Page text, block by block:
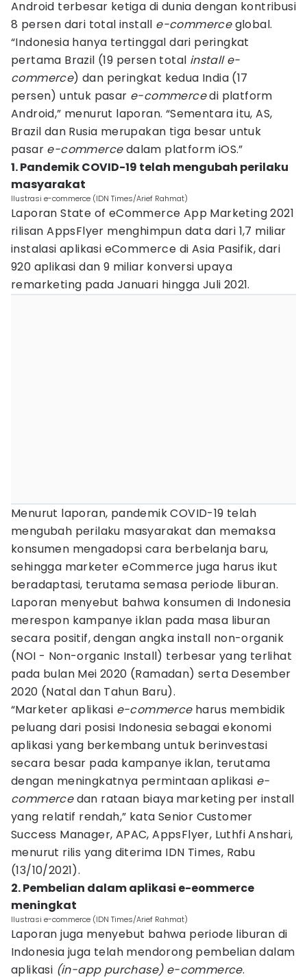
Android terbesar ketiga di dunia dengan kontribusi
8 persen dari total install e-commerceglobal.
“Indonesia hanya tertinggal dari peringkat
pertama Brazil (19 persen total install e-
commerce) dan peringkat kedua India (17
persen) untuk pasar e-commercedi platform
Android,” menurut laporan. “Sementara itu, AS,
Brazil dan Rusia merupakan tiga besar untuk
pasar e-commercedalam platform iOS.”
1. Pandemik COVID-19 telah mengubah perilaku
masyarakat
Ilustrasi e-commerce (IDN Times/Arief Rahmat)
Laporan State of eCommerce App Marketing 2021
rilisan AppsFlyer menghimpun data dari 1,7 miliar
instalasi aplikasi eCommerce di Asia Pasifik, dari
920 aplikasi dan 9 miliar konversi upaya
remarketing pada Januari hingga Juli 2021.
Menurut laporan, pandemik COVID-19 telah
mengubah perilaku masyarakat dan memaksa
konsumen mengadopsi cara berbelanja baru,
sehingga marketer eCommerce juga harus ikut
beradaptasi, terutama semasa periode liburan.
Laporan menyebut bahwa konsumen di Indonesia
merespon kampanye iklan pada masa liburan
secara positif, dengan angka install non-organik
(NOI - Non-organic Install) terbesar yang terlihat
pada bulan Mei 2020 (Ramadan) serta Desember
2020 (Natal dan Tahun Baru).
“Marketer aplikasi e-commerceharus membidik
peluang dari posisi Indonesia sebagai ekonomi
aplikasi yang berkembang untuk berinvestasi
secara besar pada kampanye iklan, terutama
dengan meningkatnya permintaan aplikasi e-
commercedan rataan biaya marketing per install
yang relatif rendah,” kata Senior Customer
Success Manager, APAC, AppsFlyer, Luthfi Anshari,
menurut rilis yang diterima IDN Times, Rabu
(13/10/2021).
2. Pembelian dalam aplikasi e-eommerce
meningkat
Ilustrasi e-commerce (IDN Times/Arief Rahmat)
Laporan juga menyebut bahwa periode liburan di
Indonesia juga telah mendorong pembelian dalam
aplikasi (in-app purchase) e-commerce.